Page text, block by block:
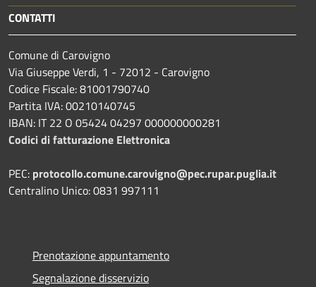
CONTATTI
Comune di Carovigno
Via Giuseppe Verdi, 1 - 72012 - Carovigno
Codice Fiscale: 81001790740
Partita IVA: 00210140745
IBAN: IT 22 O 05424 04297 000000000281
Codici di fatturazione Elettronica
PEC: protocollo.comune.carovigno@pec.rupar.puglia.it
Centralino Unico: 0831 997111
Prenotazione appuntamento
Segnalazione disservizio